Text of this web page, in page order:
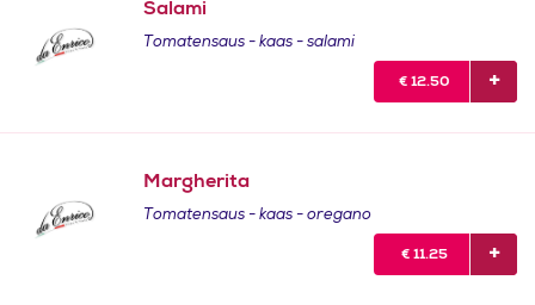
Salami
Tomatensaus - kaas - salami
€ 12.50
Margherita
Tomatensaus - kaas - oregano
€ 11.25